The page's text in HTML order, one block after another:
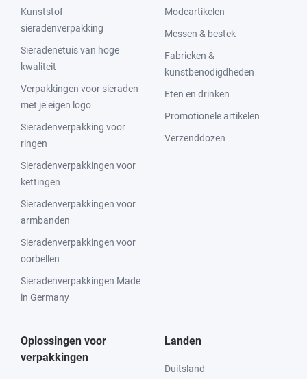
Kunststof
sieradenverpakking
Sieradenetuis van hoge
kwaliteit
Verpakkingen voor sieraden
met je eigen logo
Sieradenverpakking voor
ringen
Sieradenverpakkingen voor
kettingen
Sieradenverpakkingen voor
armbanden
Sieradenverpakkingen voor
oorbellen
Sieradenverpakkingen Made
in Germany
Modeartikelen
Messen & bestek
Fabrieken &
kunstbenodigdheden
Eten en drinken
Promotionele artikelen
Verzenddozen
Oplossingen voor
verpakkingen
Landen
Duitsland